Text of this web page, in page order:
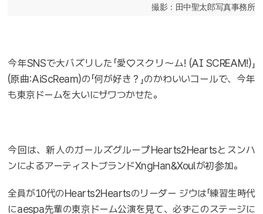
撮影：田中聖太郎写真事務所
今年SNSで大バズリした「愛♡スクリ〜ム! (AI SCREAM!)」
(原曲:AiScReam)の「何が好き？」のかわいいコールで、今年
も東京ドームを大いにザワつかせた。
今回は、新人のガールズグループHearts2Heartsとスンハ
ンによるアーティストブランドXngHan&Xoulが初参加。
全員が10代のHearts2Heartsのリーダー ジウは「練習生時代
にaespa先輩の東京ドーム公演を見て、必ずこのステージに